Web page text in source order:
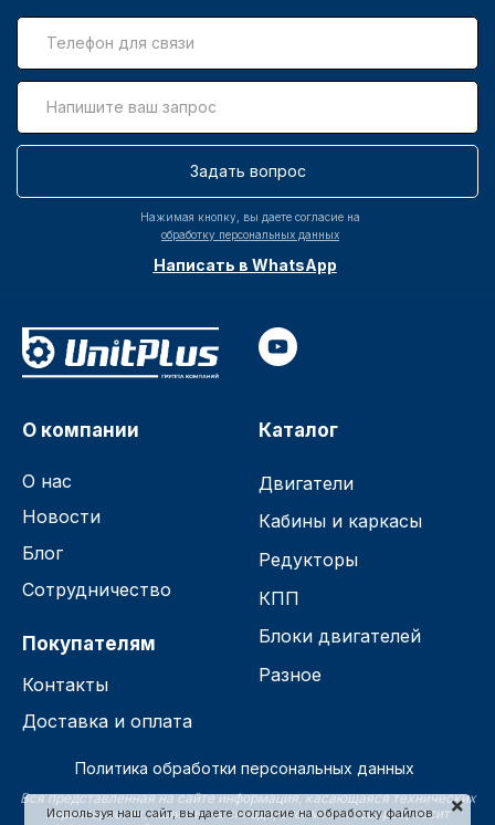
Задать вопрос
Нажимая кнопку, вы даете согласие на
обработку персональных данных
Написать в WhatsApp
О компании
О нас
Новости
Блог
Сотрудничество
Покупателям
Контакты
Доставка и оплата
Каталог
Двигатели
Кабины и каркасы
Редукторы
КПП
Блоки двигателей
Разное
Политика обработки персональных данных
Вся представленная на сайте информация, касающаяся технических
характеристик, наличия на складе, стоимости товаров, носит
Используя наш сайт, вы даете согласие на обработку файлов